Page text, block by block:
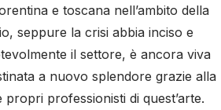
e toscana nell’ambito della
seppure la crisi abbia inciso e
il settore, è ancora viva
a nuovo splendore grazie alla
professionisti di quest’arte.